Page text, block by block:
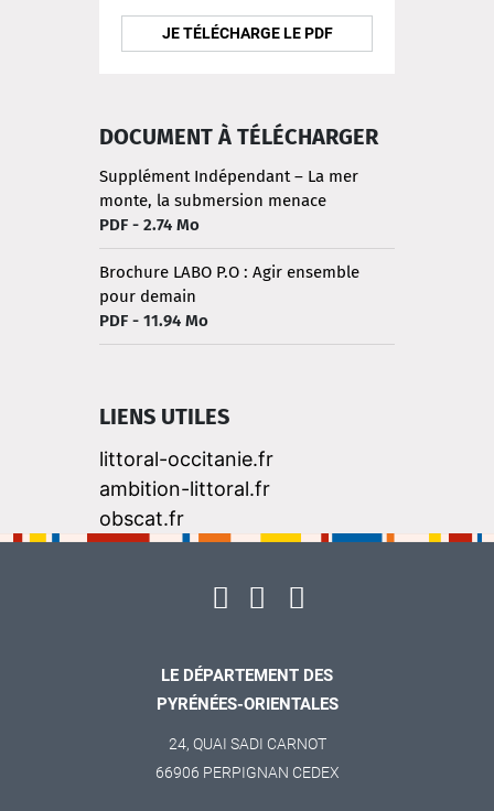
JE TÉLÉCHARGE LE PDF
DOCUMENT À TÉLÉCHARGER
Supplément Indépendant – La mer
monte, la submersion menace
PDF - 2.74 Mo
Brochure LABO P.O : Agir ensemble
pour demain
PDF - 11.94 Mo
LIENS UTILES
littoral-occitanie.fr
ambition-littoral.fr
obscat.fr
LE DÉPARTEMENT DES
PYRÉNÉES-ORIENTALES
24, QUAI SADI CARNOT
66906 PERPIGNAN CEDEX